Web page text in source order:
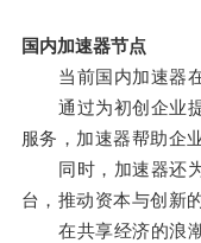
国内加速器节点
当前国内加速器在
通过为初创企业提
服务，加速器帮助企
同时，加速器还为
台，推动资本与创新
在共享经济的浪潮